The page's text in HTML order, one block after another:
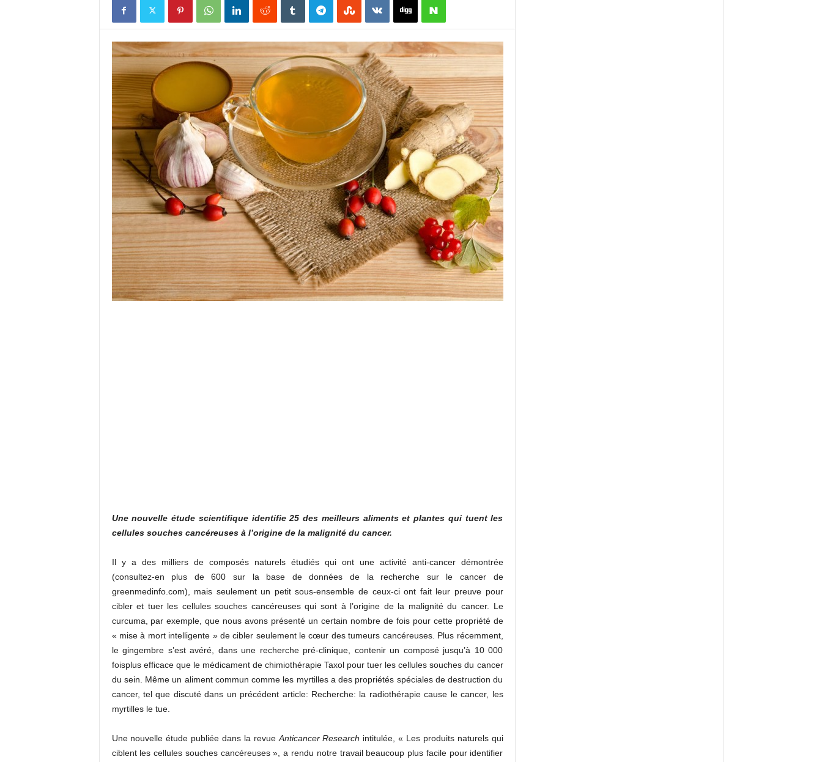
Une nouvelle étude scientifique identifie 25 des meilleurs aliments et plantes qui tuent les
cellules souches cancéreuses à l’origine de la malignité du cancer.
Il y a des milliers de composés naturels étudiés qui ont une activité anti-cancer démontrée
(consultez-en plus de 600 sur la base de données de la recherche sur le cancer de
greenmedinfo.com), mais seulement un petit sous-ensemble de ceux-ci ont fait leur preuve pour
cibler et tuer les cellules souches cancéreuses qui sont à l’origine de la malignité du cancer. Le
curcuma, par exemple, que nous avons présenté un certain nombre de fois pour cette propriété de
« mise à mort intelligente » de cibler seulement le cœur des tumeurs cancéreuses. Plus récemment,
le gingembre s’est avéré, dans une recherche pré-clinique, contenir un composé jusqu’à 10 000
foisplus efficace que le médicament de chimiothérapie Taxol pour tuer les cellules souches du cancer
du sein. Même un aliment commun comme les myrtilles a des propriétés spéciales de destruction du
cancer, tel que discuté dans un précédent article: Recherche: la radiothérapie cause le cancer, les
myrtilles le tue.
Une nouvelle étude publiée dans la revue Anticancer Research intitulée, « Les produits naturels qui
ciblent les cellules souches cancéreuses », a rendu notre travail beaucoup plus facile pour identifier